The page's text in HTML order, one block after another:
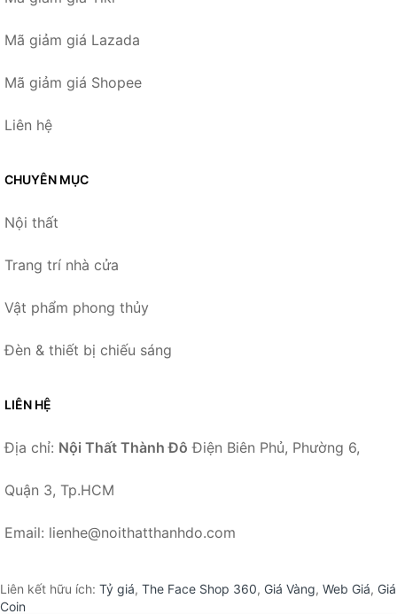
Mã giảm giá Lazada
Mã giảm giá Shopee
Liên hệ
CHUYÊN MỤC
Nội thất
Trang trí nhà cửa
Vật phẩm phong thủy
Đèn & thiết bị chiếu sáng
LIÊN HỆ
Địa chỉ: Nội Thất Thành Đô Điện Biên Phủ, Phường 6,
Quận 3, Tp.HCM
Email: lienhe@noithatthanhdo.com
Liên kết hữu ích: Tỷ giá, The Face Shop 360, Giá Vàng, Web Giá, Giá
Coin